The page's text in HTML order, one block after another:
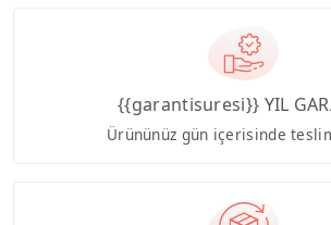
{{garantisuresi}} YIL
Ürününüz gün içerisinde